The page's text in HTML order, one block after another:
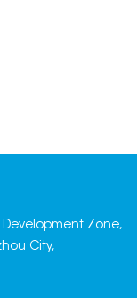
Zone,
City,